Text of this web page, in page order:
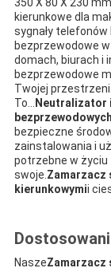
350 X 80 X 230
kierunkowe dla
sygnały
bezprzewodowe
domach, biurach i
bezprzewodowe
Twojej przestrzeni.
To... Neutralizator
bezprzewodowych
bezpieczne
zainstalowania i
potrzebne w życiu
swoje.Zamarzacz
kierunkowymii
NaszeZamarzacz